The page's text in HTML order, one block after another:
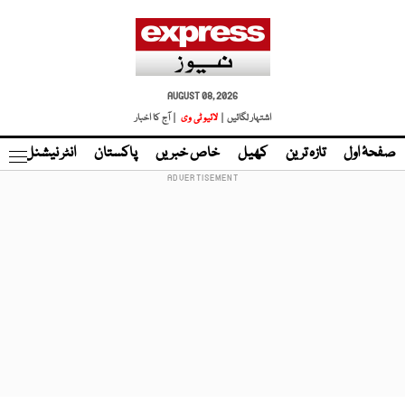
AUGUST 08, 2026
اشتہار لگائیں |
لائیو ٹی وی | آج کا اخبار
صفحۂ اول تازہ ترین کھیل خاص خبریں پاکستان انٹر نیشنل